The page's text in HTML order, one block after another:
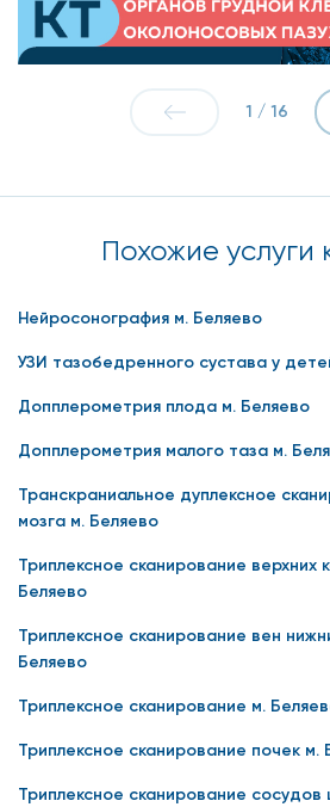
1 / 16
Похожие услуги
Нейросонография м. Беляево
УЗИ тазобедренного сустава у
Допплерометрия плода м. Беляево
Допплерометрия малого таза м.
Транскраниальное дуплексное
мозга м. Беляево
Триплексное сканирование верхних
Беляево
Триплексное сканирование вен
Беляево
Триплексное сканирование м.
Триплексное сканирование почек м.
Триплексное сканирование